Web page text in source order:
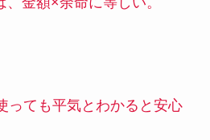
っても平気とわかると安心